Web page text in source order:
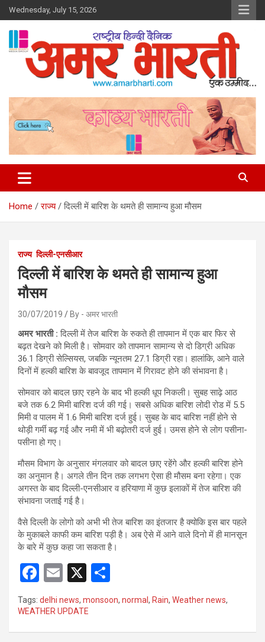
Skip
to
content
Wednesday, July 15, 2026
Amar Bharti Media Group
Home राज्य दिल्ली में बारिश के थमते ही सामान्य हुआ मौसम
राज्य दिल्ली-एनसीआर
दिल्ली में बारिश के थमते ही सामान्य हुआ
मौसम
30/07/2019 By - अमर भारती
अमर भारती : दिल्ली में तेज बारिश के रुकते ही तापमान में एक बार फिर से
बढ़त देखने को मिली है। सोमवार को तापमान सामान्य से दो डिग्री अधिक
36.1 डिग्री सेल्सियस, जबकि न्यूनतम 27.1 डिग्री रहा। हालांकि, आने वाले
दिनों में हल्की बारिश के बावजूद तापमान में गिरावट होने की संभावना है।
सोमवार को बादल छाए रहने के बाद भी हल्की धूप निकली। सुबह साढ़े आठ
बजे तक 6.2 मिमी बारिश दर्ज की गई। सबसे अधिक बारिश लोदी रोड में 5.5
मिमी व पालम में 1.6 मिमी बारिश दर्ज हुई। सुबह के बाद बारिश नहीं होने से
थोड़ी गर्मी बढ़ गई और नमी में भी बढ़ोतरी दर्ज हुई। उमस होने से लोग पसीना-
पसीना हो गए।
मौसम विभाग के अनुसार मंगलवार को बादल छाए रहेंगे और हल्की बारिश होने
का अनुमान है। अगले तीन दिन तक लगभग ऐसा ही मौसम बना रहेगा। एक
अगस्त के बाद दिल्ली-एनसीआर व हरियाणा में कुछ इलाकों में तेज बारिश की
संभावना जताई गई है।
वैसे दिल्ली के लोगो को अभी भी तेज बारिश का इंतजार है क्योकि इस बार पहले
के मुकाबले काफी कम बारिश पड़ी है। अब ऐसे में आने वाले दिनो में ही मानसून
के बारे में कुछ कहा जा सकता है।
F
a
ce
b
E
ail
X
ar
e
Tags: delhi news, monsoon, normal , Rain, Weather news,
WEATHER UPDATE